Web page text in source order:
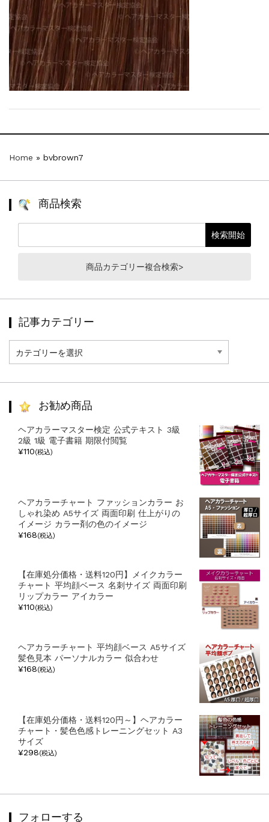
新着情報
2025.3.11
【新商品】厚口ヘアカラーチャートA4サイ...
新着情報
2024.7.2
9月24日頃よりオンラインショップの送料...
新着情報
2024.4.10
在庫処分セールのお知らせ【なくなり次第終...
新着情報
2024.4.9
Home » bvbrown7
商品検索
商品カテゴリー複合検索>
記事カテゴリー
事
カ
お勧め商品
ヘアカラーマスター検定 公式テキスト 3級
2級 1級 電子書籍 期限付閲覧
¥110(税込)
ヘアカラーチャート ファッションカラー お
しゃれ染め A5サイズ 両面印刷 仕上がりの
イメージ カラー剤の色のイメージ
¥168(税込)
【在庫処分価格・送料120円】メイクカラー
チャート 平均顔ベース 名刺サイズ 両面印刷
リップカラー アイカラー
¥110(税込)
ヘアカラーチャート 平均顔ベース A5サイズ
髪色見本 パーソナルカラー 似合わせ
¥168(税込)
【在庫処分価格・送料120円～】ヘアカラー
チャート・髪色色感トレーニングセット A3
サイズ
¥298(税込)
フォローする